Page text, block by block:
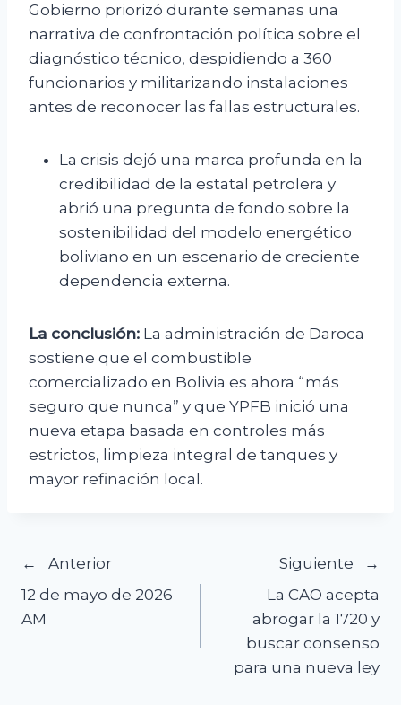
Gobierno priorizó durante semanas una
narrativa de confrontación política sobre el
diagnóstico técnico, despidiendo a 360
funcionarios y militarizando instalaciones
antes de reconocer las fallas estructurales.
La crisis dejó una marca profunda en la
credibilidad de la estatal petrolera y
abrió una pregunta de fondo sobre la
sostenibilidad del modelo energético
boliviano en un escenario de creciente
dependencia externa.
La conclusión: La administración de Daroca
sostiene que el combustible
comercializado en Bolivia es ahora “más
seguro que nunca” y que YPFB inició una
nueva etapa basada en controles más
estrictos, limpieza integral de tanques y
mayor refinación local.
Navegación
de
Anterior
12 de mayo de 2026
AM
Siguiente
La CAO acepta
abrogar la 1720 y
buscar consenso
para una nueva ley